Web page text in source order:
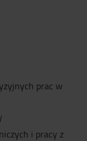
prac w
i pracy z